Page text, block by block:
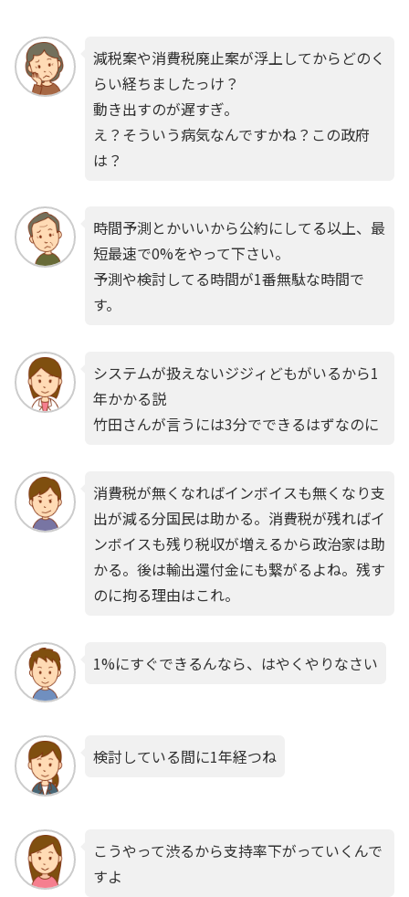
減税案や消費税廃止案が浮上してからどのく
らい経ちましたっけ？
動き出すのが遅すぎ。
え？そういう病気なんですかね？この政府
は？
時間予測とかいいから公約にしてる以上、最
短最速で0%をやって下さい。
予測や検討してる時間が1番無駄な時間で
す。
システムが扱えないジジィどもがいるから1
年かかる説
竹田さんが言うには3分でできるはずなのに
消費税が無くなればインボイスも無くなり支
出が減る分国民は助かる。消費税が残ればイ
ンボイスも残り税収が増えるから政治家は助
かる。後は輸出還付金にも繋がるよね。残す
のに拘る理由はこれ。
1%にすぐできるんなら、はやくやりなさい
検討している間に1年経つね
こうやって渋るから支持率下がっていくんで
すよ